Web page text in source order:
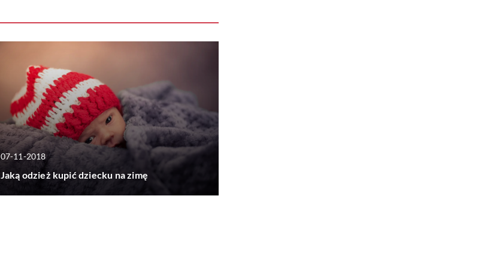
07-11-2018
Jaką odzież kupić dziecku na zimę